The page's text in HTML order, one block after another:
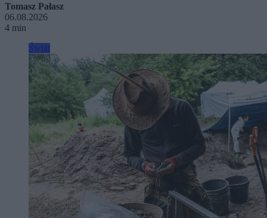
Tomasz Pałasz
06.08.2026
4 min